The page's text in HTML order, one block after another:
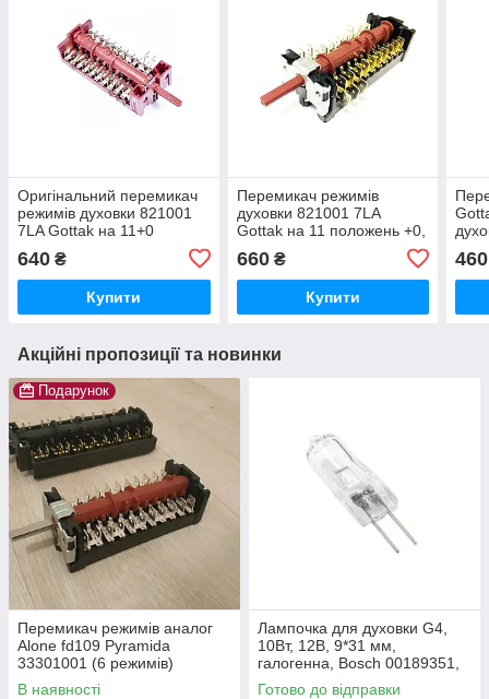
Оригінальний перемикач
режимів духовки 821001
7LA Gottak на 11+0
640 ₴
Купити
Перемикач режимів
духовки 821001 7LA
Gottak на 11 положень +0,
660₴
Купити
460
Акційні пропозиції та новинки
Подарунок
Перемикач режимів аналог
Alone fd109 Pyramida
33301001 (6 режимів)
В наявності
Лампочка для духовки G4,
10Вт, 12В, 9*31 мм,
галогенна, Bosch 00189351,
SKL LMP406UN
Готово до відправки